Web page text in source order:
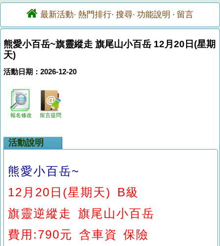
最新活動· 熱門排行· 搜尋· 功能說明 · 留言
熊愛小百岳~旗靈縱走 旗尾山小百岳 12月20日(星期
天)
活動日期：2026-12-20
報名修改 留言提問
活動說明
熊愛小百岳~
12月20日(星期天) B級
旗靈逆縱走 旗尾山小百岳
費用:790元 含車資 保險